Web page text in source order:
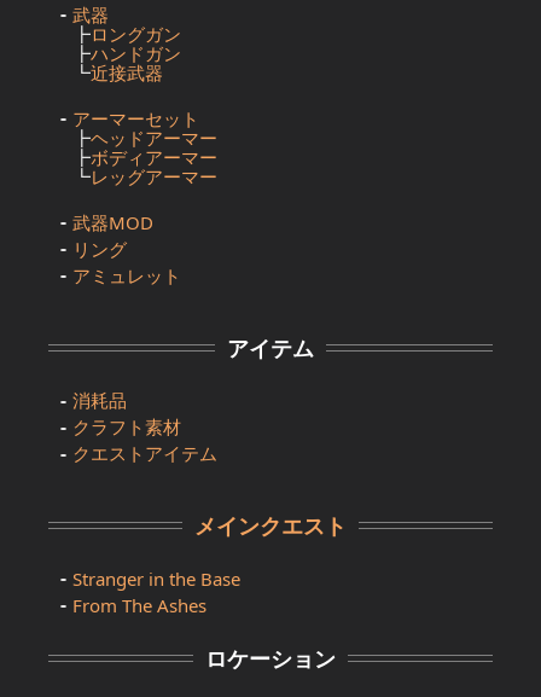
武器
┣ロングガン
┣ハンドガン
┗近接武器
アーマーセット
┣ヘッドアーマー
┣ボディアーマー
┗レッグアーマー
武器MOD
リング
アミュレット
アイテム
消耗品
クラフト素材
クエストアイテム
メインクエスト
Stranger in the Base
From The Ashes
ロケーション